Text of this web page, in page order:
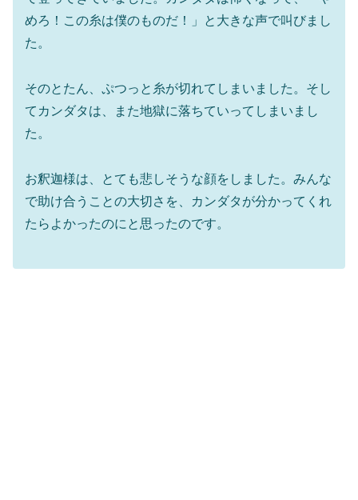
めろ！この糸は僕のものだ！」と大きな声で叫びまし
た。
そのとたん、ぷつっと糸が切れてしまいました。そし
てカンダタは、また地獄に落ちていってしまいまし
た。
お釈迦様は、とても悲しそうな顔をしました。みんな
で助け合うことの大切さを、カンダタが分かってくれ
たらよかったのにと思ったのです。